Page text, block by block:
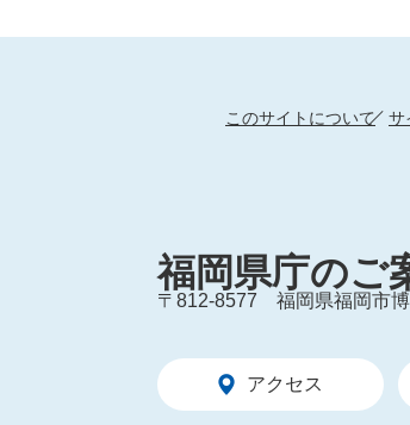
このサイトについて サ
福岡県庁のご
〒812-8577
福岡県福岡市
アクセス